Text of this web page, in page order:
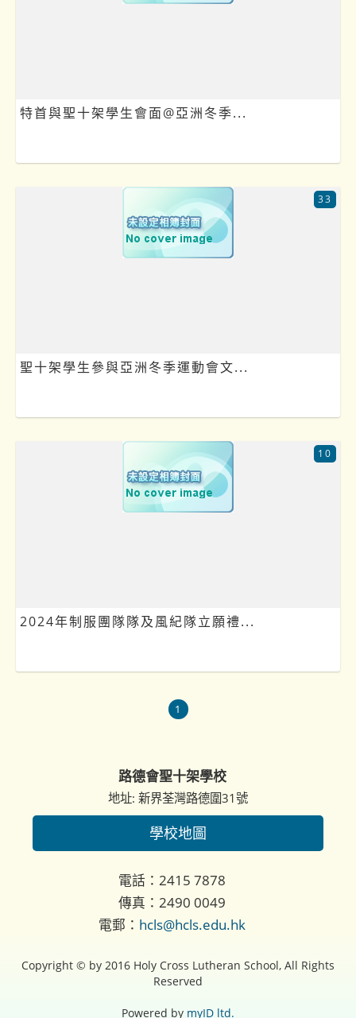
特首與聖十架學生會面@亞洲冬季...
聖十架學生參與亞洲冬季運動會文...
33
2024年制服團隊隊及風紀隊立願禮...
10
1
路德會聖十架學校
地址: 新界荃灣路德圍31號
學校地圖
電話：2415 7878
傳真：2490 0049
電郵： hcls@hcls.edu.hk
Copyright © by 2016 Holy Cross Lutheran School, All Rights
Reserved
Powered by myID ltd.